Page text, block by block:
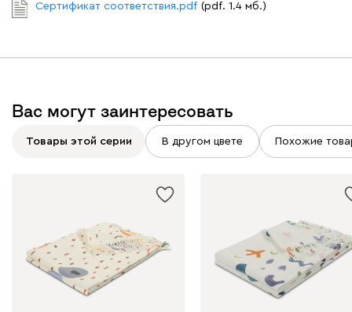
Сертификат соответствия.pdf (pdf. 1.4 мб.)
Вас могут заинтересовать
Товары этой серии В другом цвете Похожие